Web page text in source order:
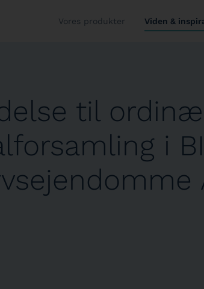
Vores produkter Viden &
til
i BI